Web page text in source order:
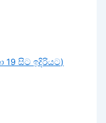
සිට ඉදිරියට)